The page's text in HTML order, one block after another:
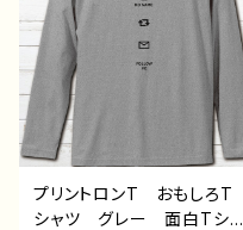
ズ 白 長袖Tシャツ ロ
ングTシャツ タイトル：風
邪引きサッカー部 作：風
邪早僕（ぼく）
プリントロンT おもしろT
シャツ グレー 面白Tシャ